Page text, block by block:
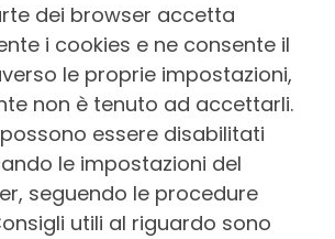
dei browser accetta
i cookies e ne consente il
le proprie impostazioni,
non è tenuto ad accettarli.
essere disabilitati
le impostazioni del
seguendo le procedure
utili al riguardo sono